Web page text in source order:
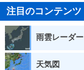
注目のコンテンツ
雨雲レーダー
天気図